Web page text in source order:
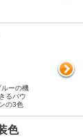
ーの機
るパウ
の3色
色